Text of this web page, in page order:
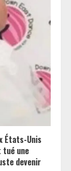
États-Unis
tué une
devenir